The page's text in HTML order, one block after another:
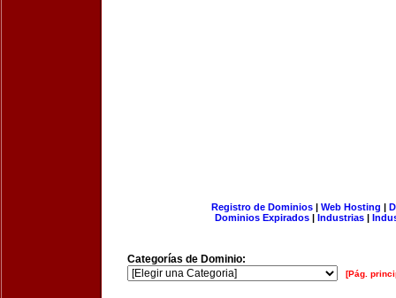
Registro de Dominios| Web Hosting |
Dominios Expirados | Industrias |
Categorías de Dominio:
[Pág.